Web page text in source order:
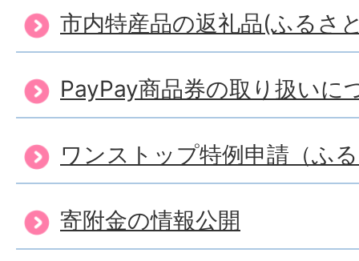
市内特産品の返礼品(ふるさ
PayPay商品券の取り扱いに
ワンストップ特例申請（ふ
寄附金の情報公開